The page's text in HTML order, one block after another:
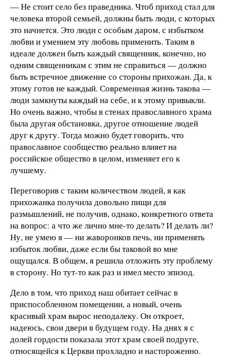
— Не стоит село без праведника. Чтоб приход стал для
человека второй семьей, должны быть люди, с которых
это начнется. Это люди с особым даром, с избытком
любви и умением эту любовь применить. Таким в
идеале должен быть каждый священник, конечно, но
одним священникам с этим не справиться — должно
быть встречное движение со стороны прихожан. Да, к
этому готов не каждый. Современная жизнь такова —
люди замкнуты каждый на себе, и к этому привыкли.
Но очень важно, чтобы в стенах православного храма
была другая обстановка, другое отношение людей
друг к другу. Тогда можно будет говорить, что
православное сообщество реально влияет на
российское общество в целом, изменяет его к
лучшему.
Переговорив с таким количеством людей, я как
прихожанка получила довольно пищи для
размышлений, не получив, однако, конкретного ответа
на вопрос: а что же лично мне-то делать? И делать ли?
Ну, не умею я — ни жаворонков печь, ни применять
избыток любви, даже если бы таковой во мне
ощущался. В общем, я решила отложить эту проблему
в сторону. Но тут-то как раз и имел место эпизод.
Дело в том, что приход наш обитает сейчас в
приспособленном помещении, а новый, очень
красивый храм вырос неподалеку. Он откроет,
надеюсь, свои двери в будущем году. На днях я с
долей гордости показала этот храм своей подруге,
относящейся к Церкви прохладно и настороженно.